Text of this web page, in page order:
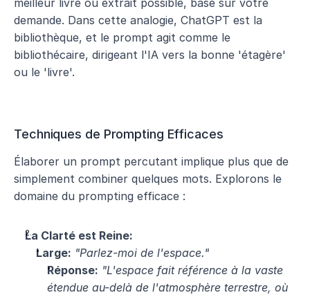
meilleur livre ou extrait possible, basé sur votre
demande. Dans cette analogie, ChatGPT est la
bibliothèque, et le prompt agit comme le
bibliothécaire, dirigeant l'IA vers la bonne 'étagère'
ou le 'livre'.
Techniques de Prompting Efficaces
Élaborer un prompt percutant implique plus que de
simplement combiner quelques mots. Explorons le
domaine du prompting efficace :
La Clarté est Reine:
Large: "Parlez-moi de l'espace."
Réponse: "L'espace fait référence à la vaste
étendue au-delà de l'atmosphère terrestre, où